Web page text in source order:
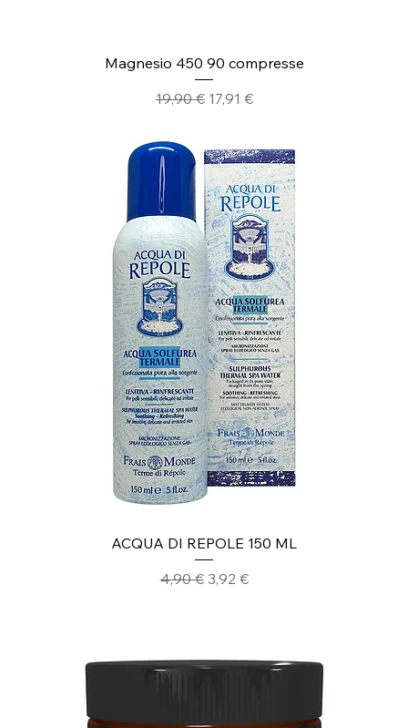
Magnesio 450 90 compresse
Prezzo regolare
19,90 € Prezzo scontato
17,91 €
ACQUA DI REPOLE 150 ML
Prezzo regolare
4,90 € Prezzo scontato
3,92 €